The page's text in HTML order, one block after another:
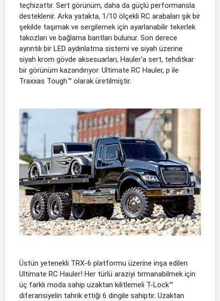
teçhizattır. Sert görünüm, daha da güçlü performansla
desteklenir. Arka yatakta, 1/10 ölçekli RC arabaları şık bir
şekilde taşımak ve sergilemek için ayarlanabilir tekerlek
takozları ve bağlama bantları bulunur. Son derece
ayrıntılı bir LED aydınlatma sistemi ve siyah üzerine
siyah krom gövde aksesuarları, Hauler'a sert, tehditkar
bir görünüm kazandırıyor. Ultimate RC Hauler, p ile
Traxxas Tough™ olarak üretilmiştir.
Üstün yetenekli TRX-6 platformu üzerine inşa edilen
Ultimate RC Hauler! Her türlü araziyi tırmanabilmek için
üç farklı moda sahip uzaktan kilitlemeli T-Lock™
diferansiyelin tahrik ettiği 6 dingile sahiptir. Uzaktan